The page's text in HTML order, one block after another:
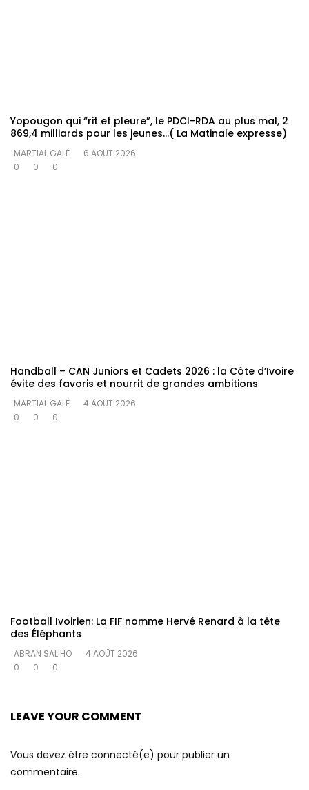
Yopougon qui “rit et pleure”, le PDCI-RDA au plus mal, 2
869,4 milliards pour les jeunes…( La Matinale expresse)
MARTIAL GALÉ
6 AOÛT 2026
0
0 0
Handball – CAN Juniors et Cadets 2026 : la Côte d’Ivoire
évite des favoris et nourrit de grandes ambitions
MARTIAL GALÉ
4 AOÛT 2026
0
0 0
Football Ivoirien: La FIF nomme Hervé Renard à la tête
des Éléphants
ABRAN SALIHO
4 AOÛT 2026
0
0 0
LEAVE YOUR COMMENT
Vous devez être connecté(e) pour publier un
commentaire.